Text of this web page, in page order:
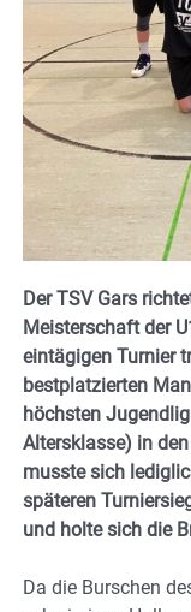
Der TSV Gars
Meisterschaft der
eintägigen Turnier
bestplatzierten
höchsten
Altersklasse) in
musste sich
späteren
und holte sich die
Da die Burschen